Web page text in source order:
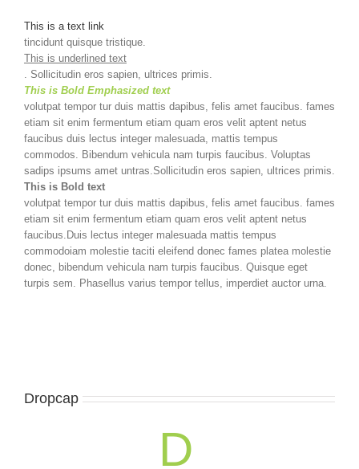
This is a text link
tincidunt quisque tristique.
This is underlined text
. Sollicitudin eros sapien, ultrices primis.
This is Bold Emphasized text
volutpat tempor tur duis mattis dapibus, felis amet faucibus. fames
etiam sit enim fermentum etiam quam eros velit aptent netus
faucibus duis lectus integer malesuada, mattis tempus
commodos. Bibendum vehicula nam turpis faucibus. Voluptas
sadips ipsums amet untras.Sollicitudin eros sapien, ultrices primis.
This is Bold text
volutpat tempor tur duis mattis dapibus, felis amet faucibus. fames
etiam sit enim fermentum etiam quam eros velit aptent netus
faucibus.Duis lectus integer malesuada mattis tempus
commodoiam molestie taciti eleifend donec fames platea molestie
donec, bibendum vehicula nam turpis faucibus. Quisque eget
turpis sem. Phasellus varius tempor tellus, imperdiet auctor urna.
Dropcap
D